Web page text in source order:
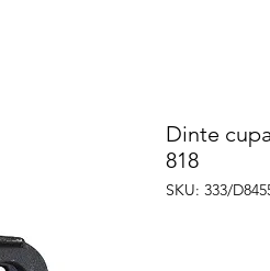
Dinte
818
SKU: 333/